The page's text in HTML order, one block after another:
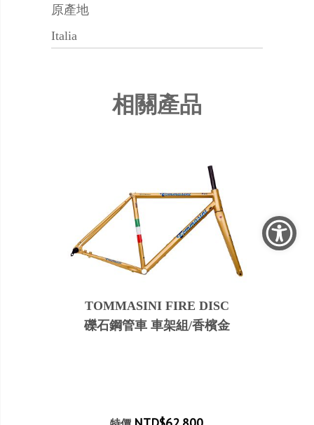
原產地
Italia
相關產品
TOMMASINI FIRE DISC
礫石鋼管車 車架組/香檳金